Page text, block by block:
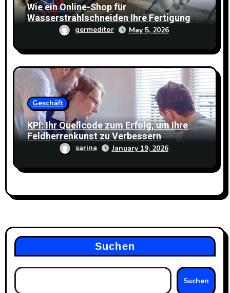
Wie ein Online-Shop für
Wasserstrahlschneiden Ihre Fertigung
effizienter macht
germeditor May 5, 2026
Geschäft
KPI: Ihr Quellcode zum Erfolg, um Ihre
Feldherrenkunst zu Verbessern
sarina January 19, 2026
Suchen
Suchen